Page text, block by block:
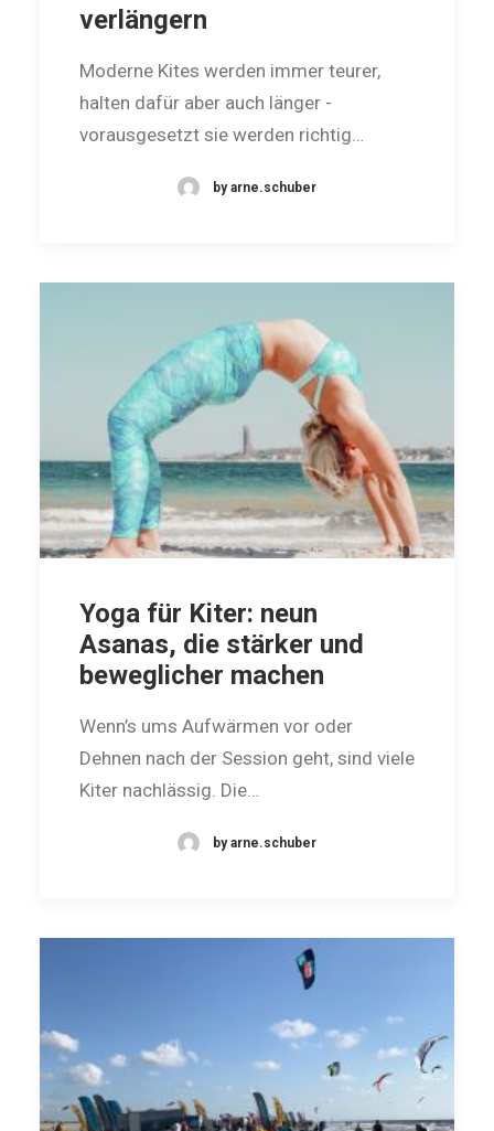
verlängern
Moderne Kites werden immer teurer,
halten dafür aber auch länger -
vorausgesetzt sie werden richtig…
by arne.schuber
Yoga für Kiter: neun
Asanas, die stärker und
beweglicher machen
Wenn’s ums Aufwärmen vor oder
Dehnen nach der Session geht, sind viele
Kiter nachlässig. Die…
by arne.schuber